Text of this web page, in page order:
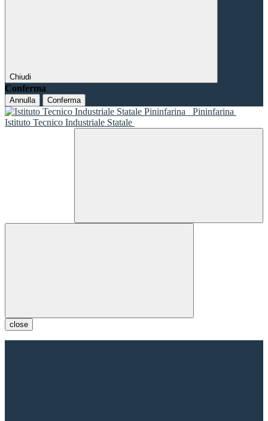
Chiudi
Conferma
Annulla Conferma
Pininfarina
Istituto Tecnico Industriale Statale
close